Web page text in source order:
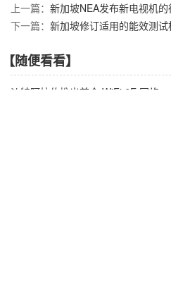
上一篇： 新加坡NEA发布新电视机
下一篇： 新加坡修订适用的能效测试
【随便看看】
沙特阿拉伯推出首个 WiFi 6E 网络